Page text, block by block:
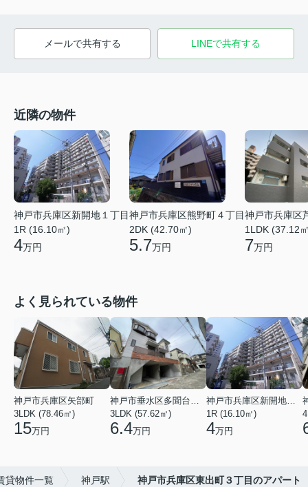
メールで共有する LINEで共有する
近隣の物件
神戸市兵庫区新開地１丁目
1R (16.10㎡)
4万円
神戸市兵庫区熊野町４丁目
2DK (42.70㎡)
5.7万円
神戸市兵庫区
1LDK (37.12
7万円
よく見られている物件
神戸市兵庫区矢部町
3LDK (78.46㎡)
15万円
神戸市垂水区多聞台２丁目
3LDK (57.62㎡)
6.4万円
神戸市兵庫区新開地１丁目
1R (16.10㎡)
4万円
貸物件一覧 神戸駅 神戸市兵庫区東出町３丁目のアパート